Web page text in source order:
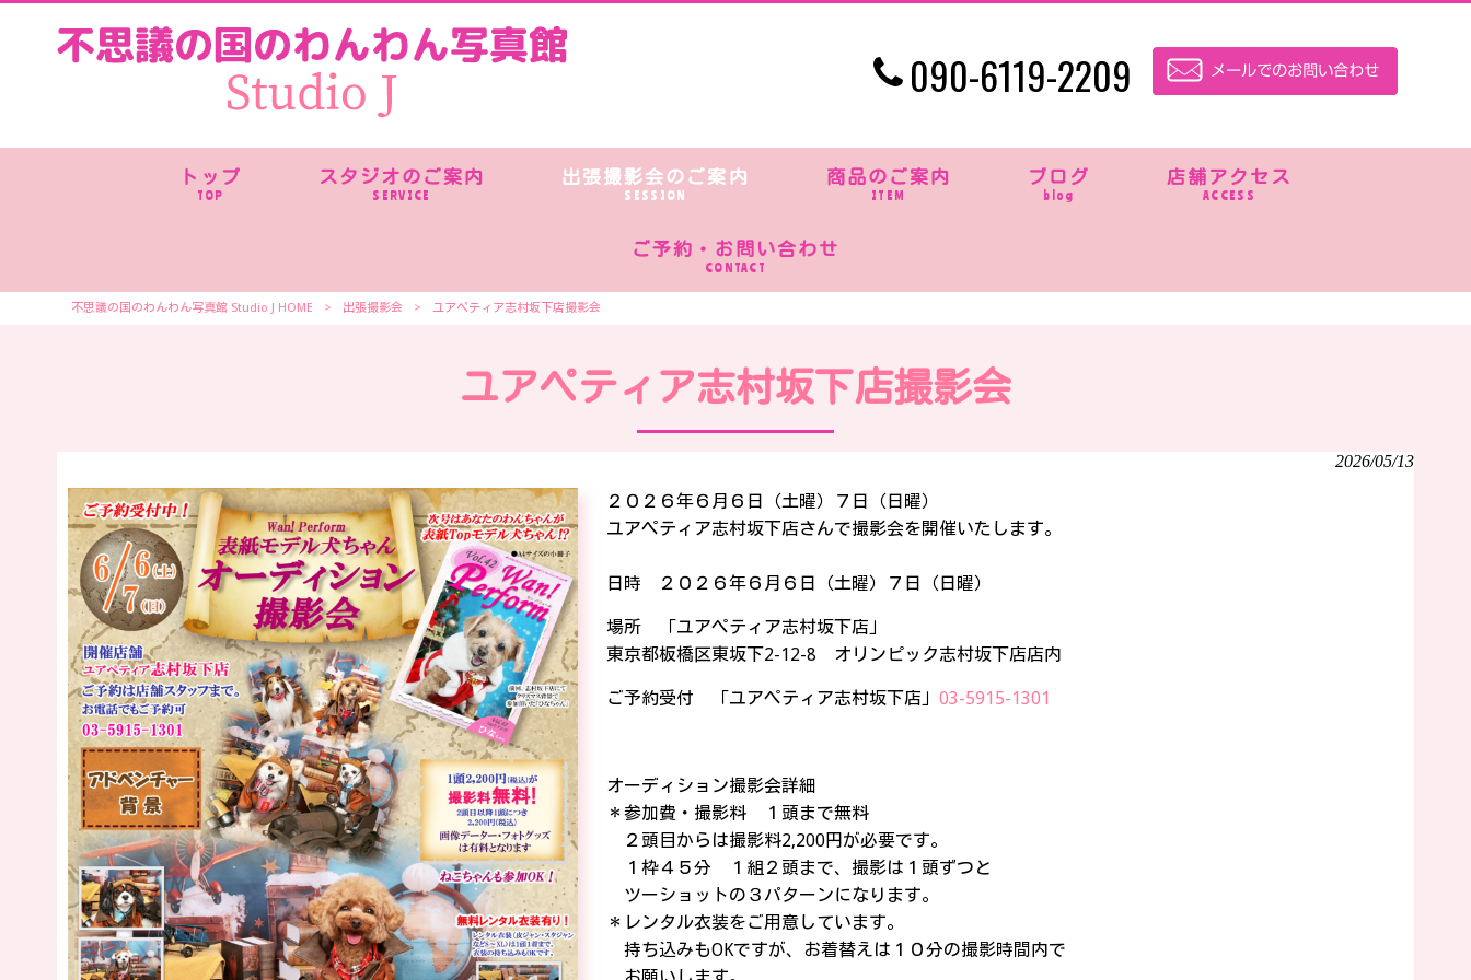
090-6119-2209
トップ
TOP
スタジオのご案内
SERVICE
出張撮影会のご案内
SESSION
商品のご案内
ITEM
ブログ
blog
店舗アクセス
ACCESS
ご予約・お問い合わせ
CONTACT
不思議の国のわんわん写真館 Studio J HOME > 出張撮影会 > ユアペティア志村坂下店撮影会
ユアペティア志村坂下店撮影会
2026/05/13
２０２６年６月６日（土曜）７日（日曜）
ユアペティア志村坂下店さんで撮影会を開催いたします。
日時 ２０２６年６月６日（土曜）７日（日曜）
場所 「ユアペティア志村坂下店」
東京都板橋区東坂下2-12-8 オリンピック志村坂下店店内
ご予約受付 「ユアペティア志村坂下店」 03-5915-1301
オーディション撮影会詳細
＊参加費・撮影料 １頭まで無料
２頭目からは撮影料2,200円が必要です。
１枠４５分 １組２頭まで、撮影は１頭ずつと
ツーショットの３パターンになります。
＊レンタル衣装をご用意しています。
持ち込みもOKですが、お着替えは１０分の撮影時間内で